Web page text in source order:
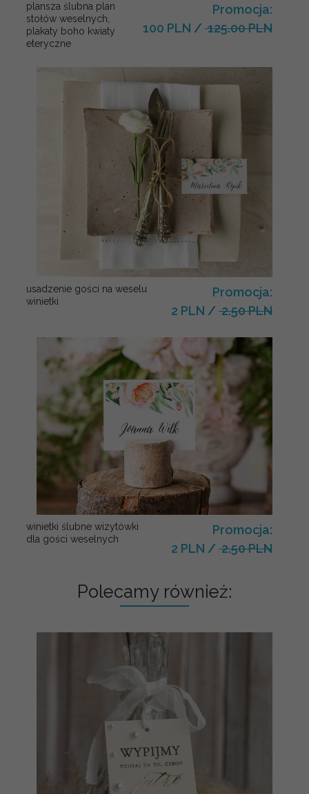
plansza ślubna plan
stołów weselnych,
plakaty boho kwiaty
eteryczne
Promocja:
100 PLN / 125.00 PLN
usadzenie gości na weselu
winietki
Promocja:
2 PLN / 2.50 PLN
winietki ślubne wizytówki
dla gości weselnych
Promocja:
2 PLN / 2.50 PLN
Polecamy również: